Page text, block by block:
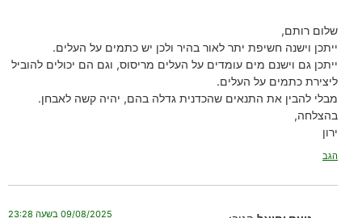
שלום רותם,
ייתכן וישנה חשיפת יתר לאור בהיר ולכן יש כתמים על העלים.
ייתכן גם וישנם מים עומדים על העלים מריסוס, וגם הם יכולים להוביל
ליצירת כתמים על העלים.
מבלי להבין את התנאים שהכדנית גדלה בהם, יהיה קשה לאבחן.
בהצלחה,
ירון
הגב
09/08/2025 בשעה 23:28